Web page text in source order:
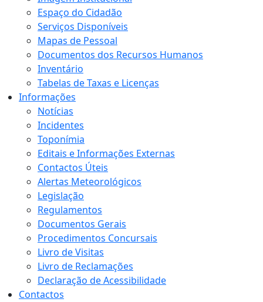
Espaço do Cidadão
Serviços Disponíveis
Mapas de Pessoal
Documentos dos Recursos Humanos
Inventário
Tabelas de Taxas e Licenças
Informações
Notícias
Incidentes
Toponímia
Editais e Informações Externas
Contactos Úteis
Alertas Meteorológicos
Legislação
Regulamentos
Documentos Gerais
Procedimentos Concursais
Livro de Visitas
Livro de Reclamações
Declaração de Acessibilidade
Contactos